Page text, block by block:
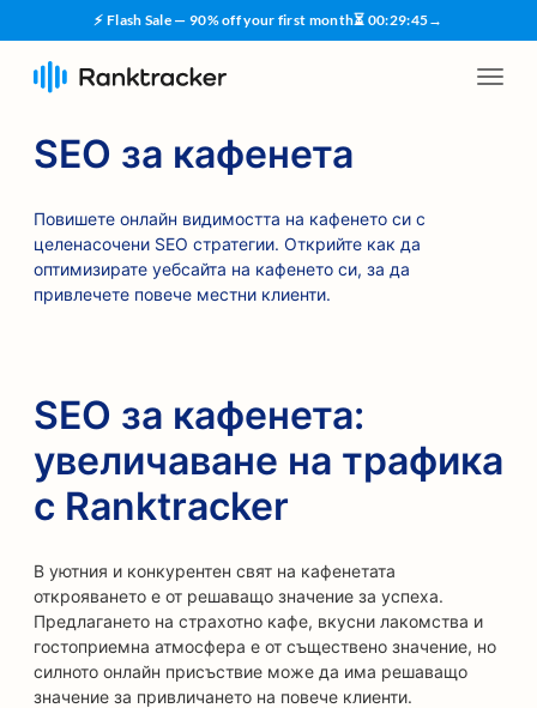
⚡ Flash Sale — 90% off your first month⏳ 00:29:45→
SEO за кафенета
Повишете онлайн видимостта на кафенето си с
целенасочени SEO стратегии. Открийте как да
оптимизирате уебсайта на кафенето си, за да
привлечете повече местни клиенти.
SEO за кафенета:
увеличаване на трафика
с Ranktracker
В уютния и конкурентен свят на кафенетата
открояването е от решаващо значение за успеха.
Предлагането на страхотно кафе, вкусни лакомства и
гостоприемна атмосфера е от съществено значение, но
силното онлайн присъствие може да има решаващо
значение за привличането на повече клиенти.